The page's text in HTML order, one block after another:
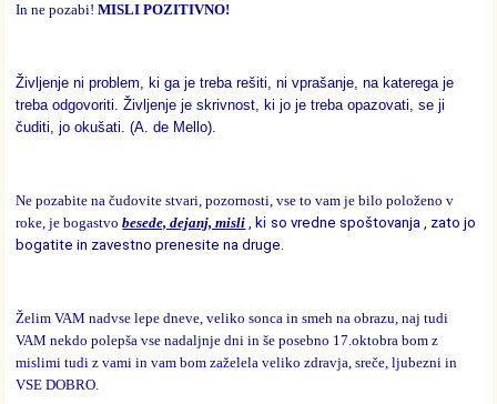
In ne pozabi!MISLI POZITIVNO!
Življenje ni problem, ki ga je treba rešiti, ni vprašanje, na katerega je
treba odgovoriti. Življenje je skrivnost, ki jo je treba opazovati, se ji
čuditi, jo okušati. (A. de Mello).
Ne pozabite na čudovite stvari, pozornosti, vse to vam je bilo položeno v
roke, je bogastvobesede, dejanj, misli , ki so vredne spoštovanja , zato jo
bogatite in zavestno prenesite na druge.
Želim VAM nadvse lepe dneve, veliko sonca in smeh na obrazu, naj tudi
VAM nekdo polepša vse nadaljnje dni in še posebno 17.oktobra bom z
mislimi tudi z vami in vam bom zaželela veliko zdravja, sreče, ljubezni in
VSE DOBRO.